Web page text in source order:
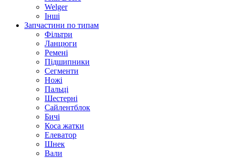
Welger
Інші
Запчастини по типам
Фільтри
Ланцюги
Ремені
Підшипники
Сегменти
Ножі
Пальці
Шестерні
Сайлентблок
Бичі
Коса жатки
Елеватор
Шнек
Вали